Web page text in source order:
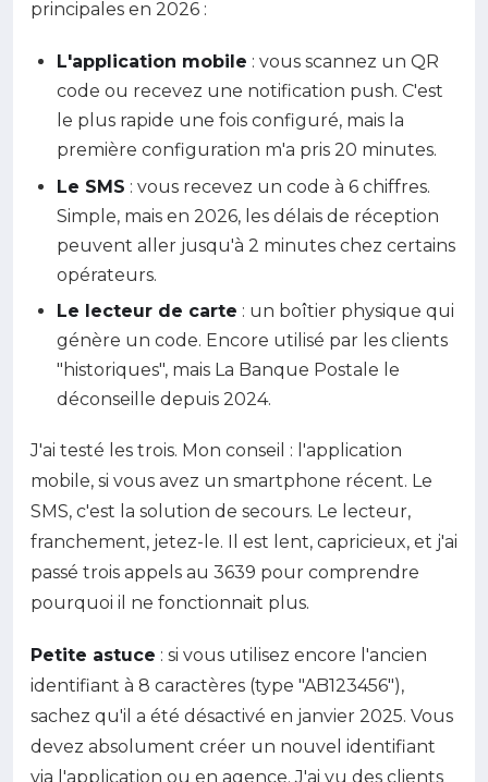
principales en 2026 :
L'application mobile : vous scannez un QR
code ou recevez une notification push. C'est
le plus rapide une fois configuré, mais la
première configuration m'a pris 20 minutes.
Le SMS : vous recevez un code à 6 chiffres.
Simple, mais en 2026, les délais de réception
peuvent aller jusqu'à 2 minutes chez certains
opérateurs.
Le lecteur de carte : un boîtier physique qui
génère un code. Encore utilisé par les clients
"historiques", mais La Banque Postale le
déconseille depuis 2024.
J'ai testé les trois. Mon conseil : l'application
mobile, si vous avez un smartphone récent. Le
SMS, c'est la solution de secours. Le lecteur,
franchement, jetez-le. Il est lent, capricieux, et j'ai
passé trois appels au 3639 pour comprendre
pourquoi il ne fonctionnait plus.
Petite astuce : si vous utilisez encore l'ancien
identifiant à 8 caractères (type "AB123456"),
sachez qu'il a été désactivé en janvier 2025. Vous
devez absolument créer un nouvel identifiant
via l'application ou en agence. J'ai vu des clients